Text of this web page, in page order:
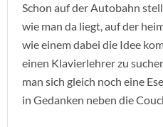
Schon auf der Autobahn
wie man da liegt, auf der
wie einem dabei die Idee
einen Klavierlehrer zu
man sich gleich noch eine
in Gedanken neben die